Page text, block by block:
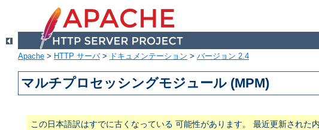
Apache > HTTP サーバ> ドキュメンテーション > バージョン 2.4
マルチプロセッシングモジュール (MPM)
この日本語訳はすでに古くなっている 可能性があります。 最近更新された